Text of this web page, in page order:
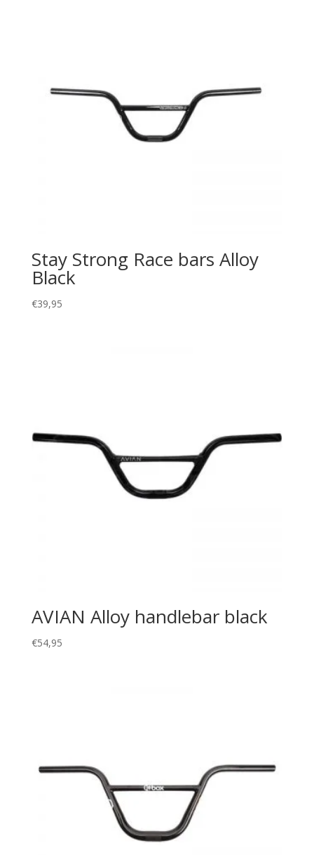
Stay Strong Race bars Alloy
Black
€39,95
AVIAN Alloy handlebar black
€54,95